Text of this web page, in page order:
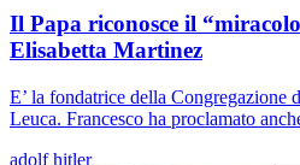
Il Papa riconosce il
Elisabetta Martinez
E’ la fondatrice della Congregazione
Leuca. Francesco ha proclamato
adolf hitler